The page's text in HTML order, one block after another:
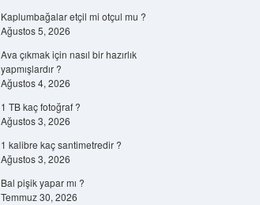
Kaplumbağalar etçil mi otçul mu ?
Ağustos 5, 2026
Ava çıkmak için nasıl bir hazırlık
yapmışlardır ?
Ağustos 4, 2026
1 TB kaç fotoğraf ?
Ağustos 3, 2026
1 kalibre kaç santimetredir ?
Ağustos 3, 2026
Bal pişik yapar mı ?
Temmuz 30, 2026